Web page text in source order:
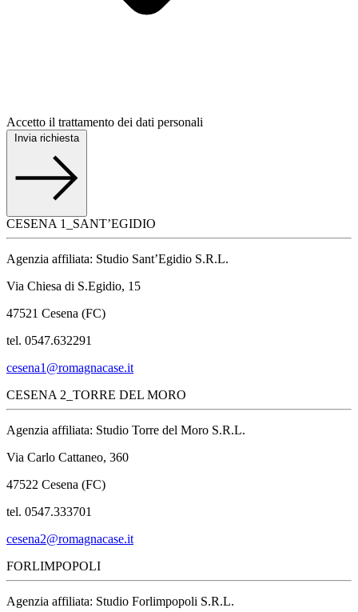
Accetto il trattamento dei dati personali
Invia richiesta
CESENA 1_SANT’EGIDIO
Agenzia affiliata: Studio Sant’Egidio S.R.L.
Via Chiesa di S.Egidio, 15
47521 Cesena (FC)
tel. 0547.632291
cesena1@romagnacase.it
CESENA 2_TORRE DEL MORO
Agenzia affiliata: Studio Torre del Moro S.R.L.
Via Carlo Cattaneo, 360
47522 Cesena (FC)
tel. 0547.333701
cesena2@romagnacase.it
FORLIMPOPOLI
Agenzia affiliata: Studio Forlimpopoli S.R.L.